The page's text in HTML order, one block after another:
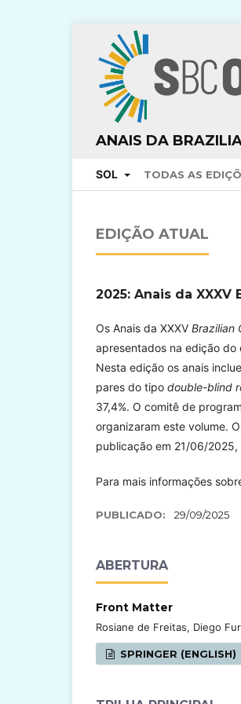
ANAIS DA
SOL TODAS AS
EDIÇÃO ATUAL
2025: Anais da
Os Anais da XXXV Brazilian
apresentados na edição
Nesta edição os anais
pares do tipo double-blind
37,4%. O comitê de
organizaram este volume.
publicação em 21/06/
Para mais informações
PUBLICADO: 29/09/2025
ABERTURA
Front Matter
Rosiane de Freitas, Diego
SPRINGER (ENGLISH)